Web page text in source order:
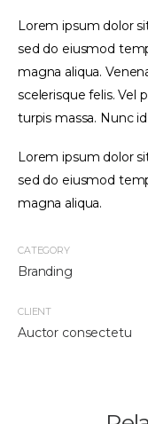
Lorem ipsum dolor
sed do eiusmod
magna aliqua.
scelerisque felis. Vel
turpis massa. Nunc
Lorem ipsum dolor
sed do eiusmod
magna aliqua.
CATEGORY
Branding
CLIENT
Auctor consectetu